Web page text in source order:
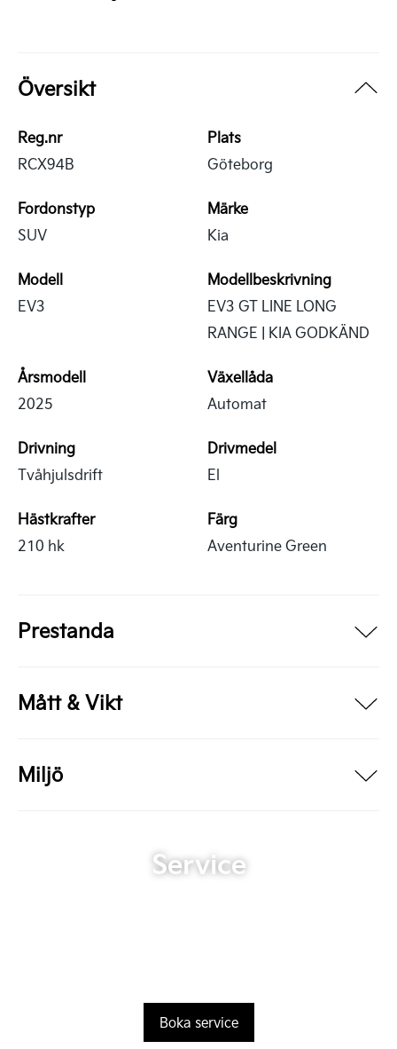
Översikt
Reg.nr
RCX94B
Plats
Göteborg
Fordonstyp
SUV
Märke
Kia
Modell
EV3
Modellbeskrivning
EV3 GT LINE LONG
RANGE | KIA GODKÄND
Årsmodell
2025
Växellåda
Automat
Drivning
Tvåhjulsdrift
Drivmedel
El
Hästkrafter
210 hk
Färg
Aventurine Green
Prestanda
Mått & Vikt
Miljö
Service
Boka service